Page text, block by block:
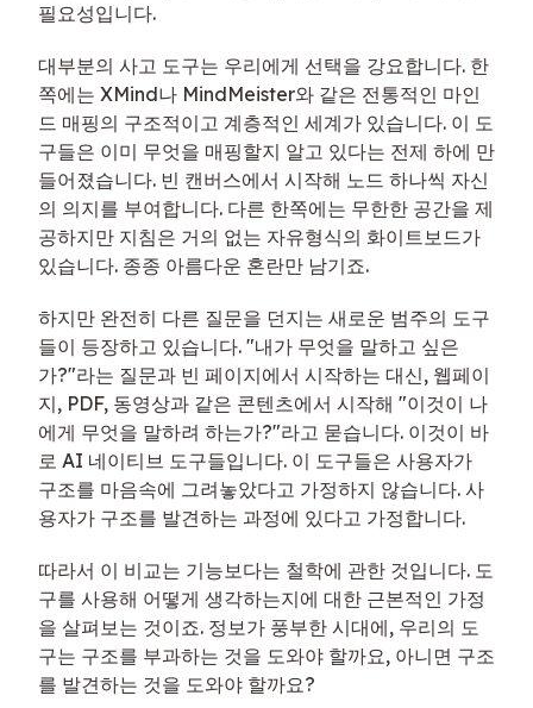
필요성입니다.
대부분의 사고 도구는 우리에게 선택을 강요합니다. 한
쪽에는 XMind나 MindMeister와 같은 전통적인 마인
드 매핑의 구조적이고 계층적인 세계가 있습니다. 이 도
구들은 이미 무엇을 매핑할지 알고 있다는 전제 하에 만
들어졌습니다. 빈 캔버스에서 시작해 노드 하나씩 자신
의 의지를 부여합니다. 다른 한쪽에는 무한한 공간을 제
공하지만 지침은 거의 없는 자유형식의 화이트보드가
있습니다. 종종 아름다운 혼란만 남기죠.
하지만 완전히 다른 질문을 던지는 새로운 범주의 도구
들이 등장하고 있습니다. "내가 무엇을 말하고 싶은
가?"라는 질문과 빈 페이지에서 시작하는 대신, 웹페이
지, PDF, 동영상과 같은 콘텐츠에서 시작해 "이것이 나
에게 무엇을 말하려 하는가?"라고 묻습니다. 이것이 바
로 AI 네이티브 도구들입니다. 이 도구들은 사용자가
구조를 마음속에 그려놓았다고 가정하지 않습니다. 사
용자가 구조를 발견하는 과정에 있다고 가정합니다.
따라서 이 비교는 기능보다는 철학에 관한 것입니다. 도
구를 사용해 어떻게 생각하는지에 대한 근본적인 가정
을 살펴보는 것이죠. 정보가 풍부한 시대에, 우리의 도
구는 구조를 부과하는 것을 도와야 할까요, 아니면 구조
를 발견하는 것을 도와야 할까요?